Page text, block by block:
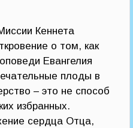
Кеннета
о том, как
Евангелия
плоды в
– это не способ
избранных.
сердца Отца,